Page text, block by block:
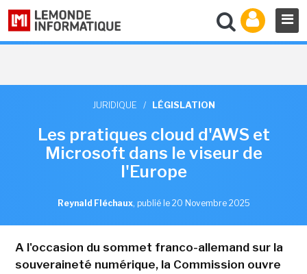
JURIDIQUE / LÉGISLATION
Les pratiques cloud d'AWS et
Microsoft dans le viseur de
l'Europe
Reynald Fléchaux, publié le 20 Novembre 2025
A l'occasion du sommet franco-allemand sur la
souveraineté numérique, la Commission ouvre